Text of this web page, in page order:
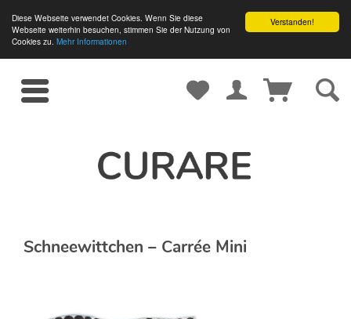
Verstanden!
Diese Webseite verwendet Cookies. Wenn Sie diese
Webseite weiterhin besuchen, stimmen Sie der Nutzung von
Cookies zu. Mehr Informationen
Schneewittchen – Carrée Mini